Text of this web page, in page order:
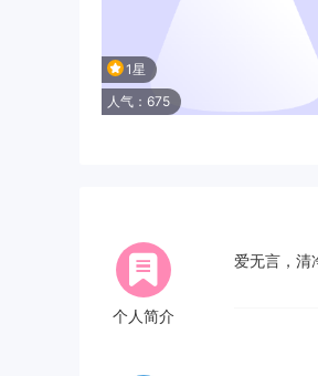
1星
人气：675
个人简介
爱无言，清